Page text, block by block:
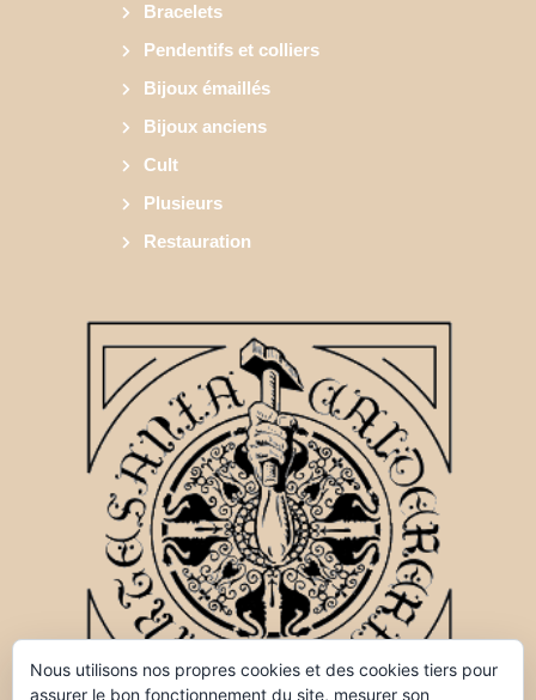
Bracelets
Pendentifs et colliers
Bijoux émaillés
Bijoux anciens
Cult
Plusieurs
Restauration
Nous utilisons nos propres cookies et des cookies tiers pour
assurer le bon fonctionnement du site, mesurer son